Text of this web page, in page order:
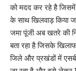
को मदद कर रहे है
के साथ खिलवाड़ किया
जमा पूंजी अब खतरे की
बता रहा है जिसके
जिले और प्रखंडों में